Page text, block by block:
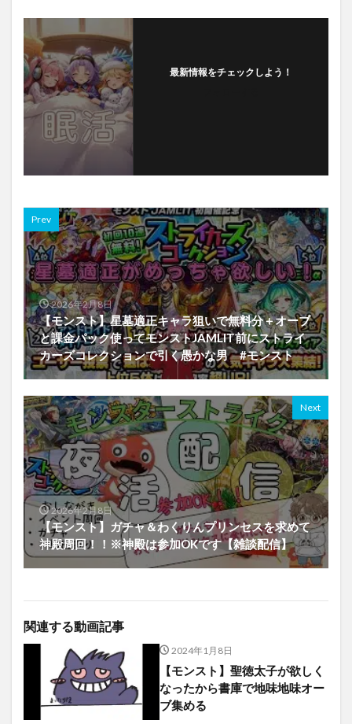
最新情報をチェックしよう！
Prev
2026年2月8日
【モンスト】星墓適正キャラ狙いで無料分＋オーブ
と課金パック使ってモンストJAMLIT前にストライ
カーズコレクションで引く愚かな男 #モンスト
Next
2026年2月8日
【モンスト】ガチャ＆わくりんプリンセスを求めて
神殿周回！！※神殿は参加OKです【雑談配信】
関連する動画記事
2024年1月8日
【モンスト】聖徳太子が欲しく
なったから書庫で地味地味オー
ブ集める